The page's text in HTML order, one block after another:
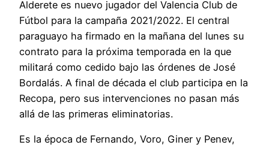
Alderete es nuevo jugador del Valencia Club de
Fútbol para la campaña 2021/2022. El central
paraguayo ha firmado en la mañana del lunes su
contrato para la próxima temporada en la que
militará como cedido bajo las órdenes de José
Bordalás. A final de década el club participa en la
Recopa, pero sus intervenciones no pasan más
allá de las primeras eliminatorias.
Es la época de Fernando, Voro, Giner y Penev,